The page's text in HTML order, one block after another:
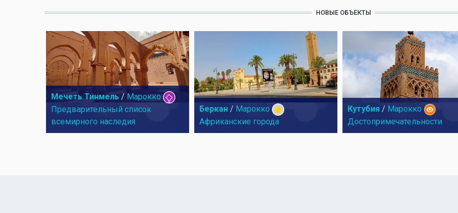
НОВЫЕ ОБЪЕКТЫ
Мечеть Тинмель / Марокко
Предварительный список
всемирного наследия
Беркан / Марокко
Африканские города
Кутубия / Марокко
Достопримечательности